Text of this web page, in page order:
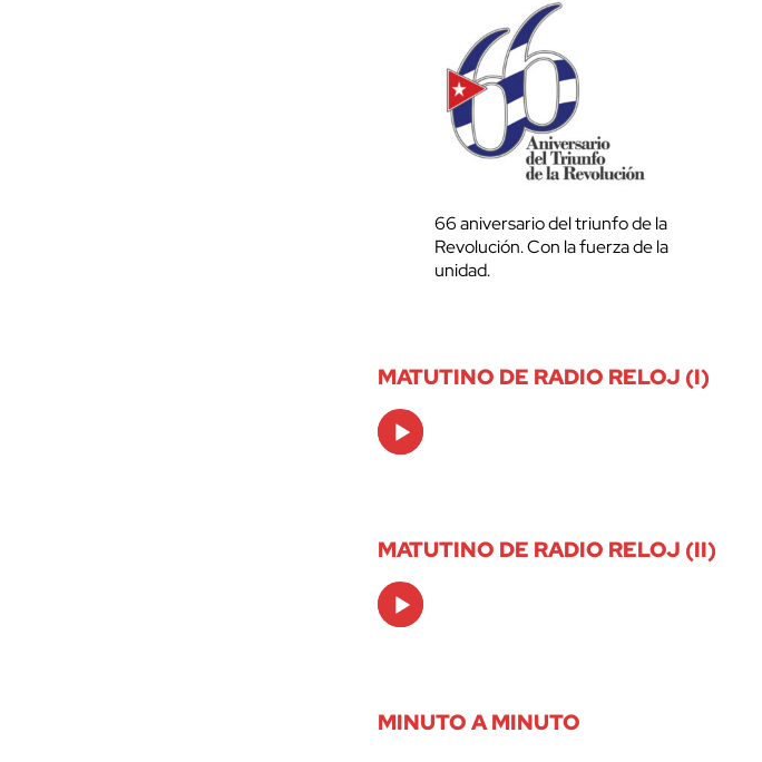
66 aniversario del triunfo de la
Revolución. Con la fuerza de la
unidad.
MATUTINO DE RADIO RELOJ (I)
Audio
Player
MATUTINO DE RADIO RELOJ (II)
Audio
Player
MINUTO A MINUTO